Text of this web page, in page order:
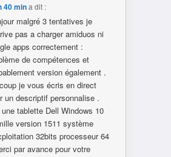
40 mina dit :
malgré 3 tentatives je
pas a charger amiduos ni
apps correctement :
de compétences et
version également .
je vous écris en direct
un descriptif personnalise .
une tablette Dell Windows 10
version 1511 système
32bits processeur 64
par avance pour votre